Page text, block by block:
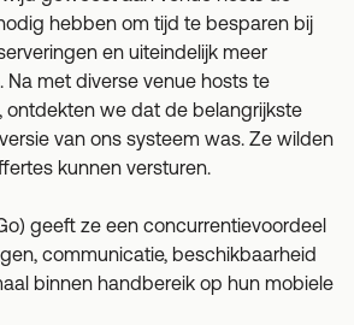
hebben om tijd te besparen bij
en uiteindelijk meer
Na met diverse venue hosts te
ontdekten we dat de belangrijkste
van ons systeem was. Ze wilden
kunnen versturen.
geeft ze een concurrentievoordeel
communicatie, beschikbaarheid
binnen handbereik op hun mobiele